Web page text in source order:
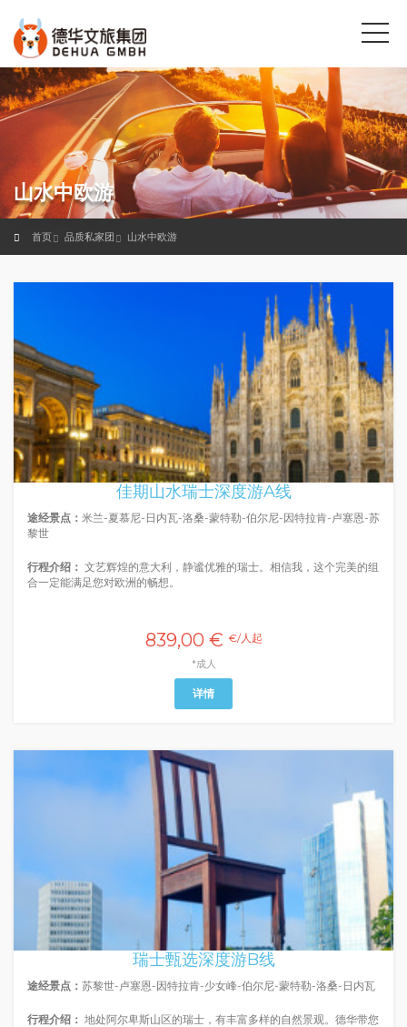
山水中欧游
首页 品质私家团 山水中欧游
佳期山水瑞士深度游A线
途经景点： 米兰-夏慕尼-日内瓦-洛桑-蒙特勒-伯尔尼-因特拉肯-卢塞恩-苏
黎世
行程介绍： 文艺辉煌的意大利，静谧优雅的瑞士。相信我，这个完美的组
合一定能满足您对欧洲的畅想。
839,00 € €/人起
*成人
详情
瑞士甄选深度游B线
途经景点： 苏黎世-卢塞恩-因特拉肯-少女峰-伯尔尼-蒙特勒-洛桑-日内瓦
行程介绍： 地处阿尔卑斯山区的瑞士，有丰富多样的自然景观。德华带您